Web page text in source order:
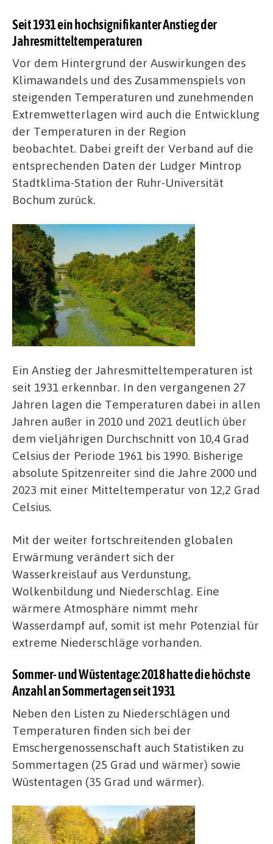
Seit 1931 ein hochsignifikanter Anstieg der
Jahresmitteltemperaturen
Vor dem Hintergrund der Auswirkungen des
Klimawandels und des Zusammenspiels von
steigenden Temperaturen und zunehmenden
Extremwetterlagen wird auch die Entwicklung
der Temperaturen in der Region
beobachtet. Dabei greift der Verband auf die
entsprechenden Daten der Ludger Mintrop
Stadtklima-Station der Ruhr-Universität
Bochum zurück.
Ein Anstieg der Jahresmitteltemperaturen ist
seit 1931 erkennbar. In den vergangenen 27
Jahren lagen die Temperaturen dabei in allen
Jahren außer in 2010 und 2021 deutlich über
dem vieljährigen Durchschnitt von 10,4 Grad
Celsius der Periode 1961 bis 1990. Bisherige
absolute Spitzenreiter sind die Jahre 2000 und
2023 mit einer Mitteltemperatur von 12,2 Grad
Celsius.
Mit der weiter fortschreitenden globalen
Erwärmung verändert sich der
Wasserkreislauf aus Verdunstung,
Wolkenbildung und Niederschlag. Eine
wärmere Atmosphäre nimmt mehr
Wasserdampf auf, somit ist mehr Potenzial für
extreme Niederschläge vorhanden.
Sommer- und Wüstentage: 2018 hatte die höchste
Anzahl an Sommertagen seit 1931
Neben den Listen zu Niederschlägen und
Temperaturen finden sich bei der
Emschergenossenschaft auch Statistiken zu
Sommertagen (25 Grad und wärmer) sowie
Wüstentagen (35 Grad und wärmer).